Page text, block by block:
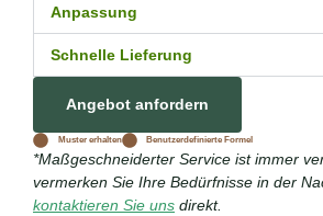
Anpassung
Schnelle Lieferung
Angebot anfordern
Muster erhalten Benutzerdefinierte Formel
*Maßgeschneiderter Service ist immer
vermerken Sie Ihre Bedürfnisse in der
kontaktieren Sie uns direkt.